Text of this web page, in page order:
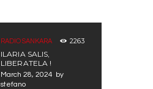
RADIO SANKARA 2263
ILARIA SALIS,
LIBERATELA !
March 28, 2024 by
stefano